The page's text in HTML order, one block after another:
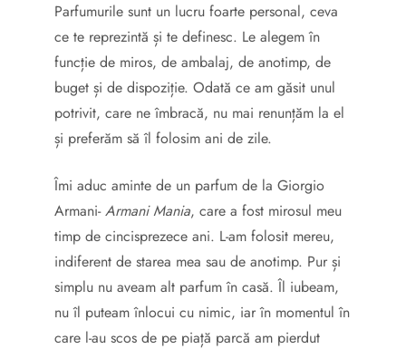
Parfumurile sunt un lucru foarte personal, ceva
ce te reprezintă și te definesc. Le alegem în
funcție de miros, de ambalaj, de anotimp, de
buget și de dispoziție. Odată ce am găsit unul
potrivit, care ne îmbracă, nu mai renunțăm la el
și preferăm să îl folosim ani de zile.
Îmi aduc aminte de un parfum de la Giorgio
Armani-Armani Mania, care a fost mirosul meu
timp de cincisprezece ani. L-am folosit mereu,
indiferent de starea mea sau de anotimp. Pur și
simplu nu aveam alt parfum în casă. Îl iubeam,
nu îl puteam înlocui cu nimic, iar în momentul în
care l-au scos de pe piață parcă am pierdut